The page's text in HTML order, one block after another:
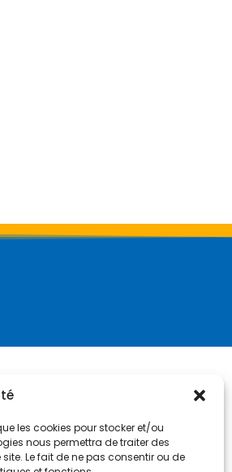
les cookies pour stocker et/ou
nous permettra de traiter des
Le fait de ne pas consentir ou de